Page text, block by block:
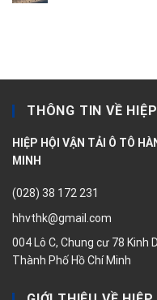
THÔNG TIN VỀ
HIỆP HỘI VẬN TẢI Ô TÔ
MINH
(028) 38 172 231
hhvthk@gmail.com
004 Lô C, Chung cư 78 Kinh
Thành Phố Hồ Chí Minh